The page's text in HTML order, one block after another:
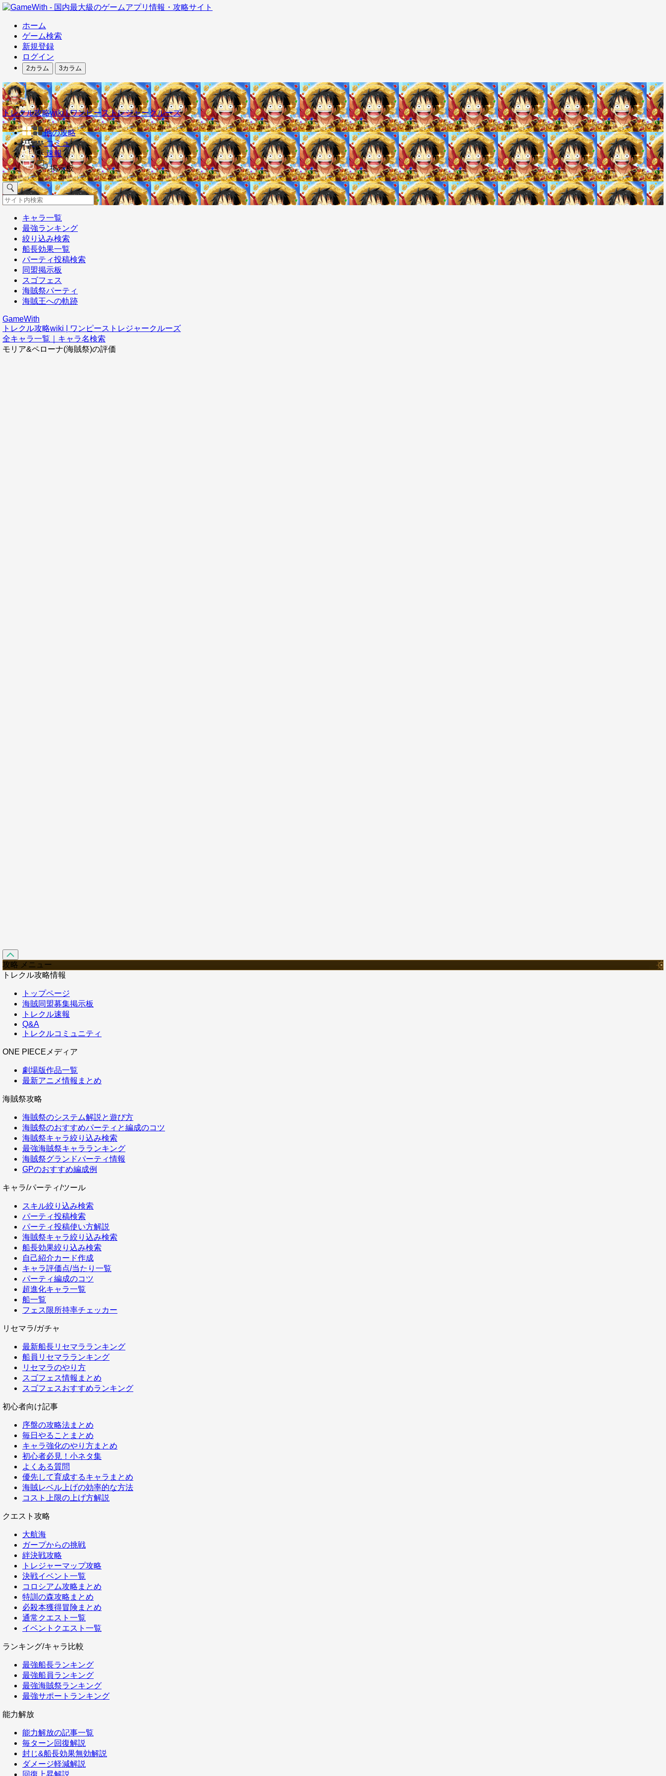
ホーム
ゲーム検索
新規登録
ログイン
2カラム 3カラム
トレクル攻略wiki | ワンピーストレジャークルーズ
他の攻略
コミュ
速報
掲示板
キャラ一覧
最強ランキング
絞り込み検索
船長効果一覧
パーティ投稿検索
同盟掲示板
スゴフェス
海賊祭パーティ
海賊王への軌跡
GameWith
トレクル攻略wiki | ワンピーストレジャークルーズ
全キャラ一覧｜キャラ名検索
モリア&ペローナ(海賊祭)の評価
攻略 メニュー
トレクル攻略情報
トップページ
海賊同盟募集掲示板
トレクル速報
Q&A
トレクルコミュニティ
ONE PIECEメディア
劇場版作品一覧
最新アニメ情報まとめ
海賊祭攻略
海賊祭のシステム解説と遊び方
海賊祭のおすすめパーティと編成のコツ
海賊祭キャラ絞り込み検索
最強海賊祭キャラランキング
海賊祭グランドパーティ情報
GPのおすすめ編成例
キャラ/パーティ/ツール
スキル絞り込み検索
パーティ投稿検索
パーティ投稿使い方解説
海賊祭キャラ絞り込み検索
船長効果絞り込み検索
自己紹介カード作成
キャラ評価点/当たり一覧
パーティ編成のコツ
超進化キャラ一覧
船一覧
フェス限所持率チェッカー
リセマラ/ガチャ
最新船長リセマラランキング
船員リセマラランキング
リセマラのやり方
スゴフェス情報まとめ
スゴフェスおすすめランキング
初心者向け記事
序盤の攻略法まとめ
毎日やることまとめ
キャラ強化のやり方まとめ
初心者必見！小ネタ集
よくある質問
優先して育成するキャラまとめ
海賊レベル上げの効率的な方法
コスト上限の上げ方解説
クエスト攻略
大航海
ガープからの挑戦
絆決戦攻略
トレジャーマップ攻略
決戦イベント一覧
コロシアム攻略まとめ
特訓の森攻略まとめ
必殺本獲得冒険まとめ
通常クエスト一覧
イベントクエスト一覧
ランキング/キャラ比較
最強船長ランキング
最強船員ランキング
最強海賊祭ランキング
最強サポートランキング
能力解放
能力解放の記事一覧
毎ターン回復解説
封じ&船長効果無効解説
ダメージ軽減解説
回復上昇解説